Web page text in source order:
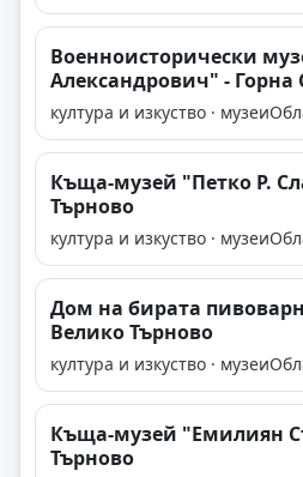
Военноисторически
Александрович" - Горна
култура и изкуство · музеи
Къща-музей "Петко Р.
Търново
култура и изкуство · музеи
Дом на бирата
Велико Търново
култура и изкуство · музеи
Къща-музей "Емилиян
Търново